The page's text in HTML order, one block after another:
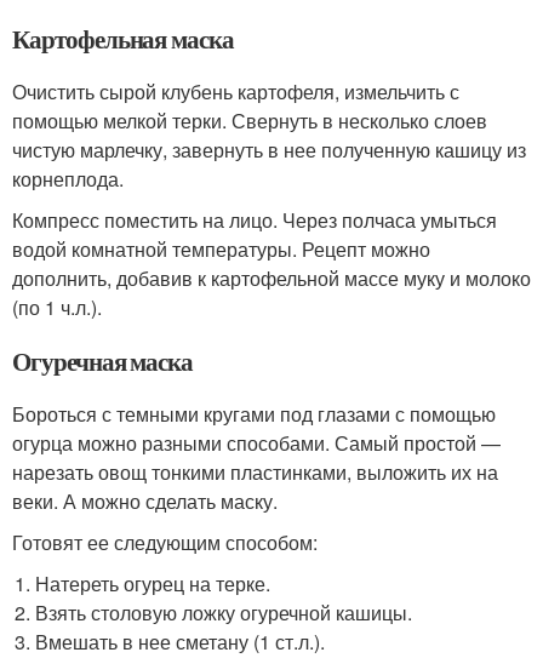
Картофельная маска
Очистить сырой клубень картофеля, измельчить с
помощью мелкой терки. Свернуть в несколько слоев
чистую марлечку, завернуть в нее полученную кашицу из
корнеплода.
Компресс поместить на лицо. Через полчаса умыться
водой комнатной температуры. Рецепт можно
дополнить, добавив к картофельной массе муку и молоко
(по 1 ч.л.).
Огуречная маска
Бороться с темными кругами под глазами с помощью
огурца можно разными способами. Самый простой —
нарезать овощ тонкими пластинками, выложить их на
веки. А можно сделать маску.
Готовят ее следующим способом:
Натереть огурец на терке.
Взять столовую ложку огуречной кашицы.
Вмешать в нее сметану (1 ст.л.).